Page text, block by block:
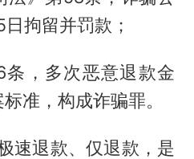
拘留并罚款；
条，多次恶意退款金
准，构成诈骗罪。
速退款、仅退款，是